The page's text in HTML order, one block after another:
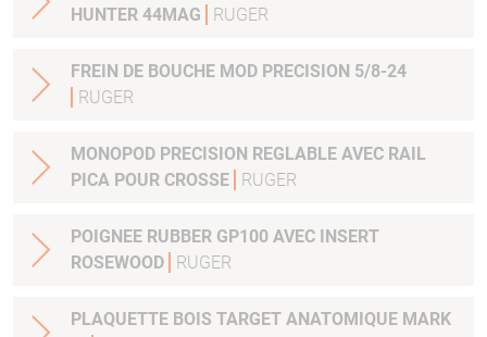
HUNTER 44MAG
RUGER
FREIN DE BOUCHE MOD PRECISION 5/8-24
RUGER
MONOPOD PRECISION REGLABLE AVEC RAIL
PICA POUR CROSSE
RUGER
POIGNEE RUBBER GP100 AVEC INSERT
ROSEWOOD
RUGER
PLAQUETTE BOIS TARGET ANATOMIQUE MARK